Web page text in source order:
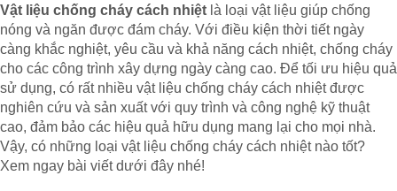
Vật liệu chống cháy cách nhiệt là loại vật liệu giúp chống
nóng và ngăn được đám cháy. Với điều kiện thời tiết ngày
càng khắc nghiệt, yêu cầu và khả năng cách nhiệt, chống cháy
cho các công trình xây dựng ngày càng cao. Để tối ưu hiệu quả
sử dụng, có rất nhiều vật liệu chống cháy cách nhiệt được
nghiên cứu và sản xuất với quy trình và công nghệ kỹ thuật
cao, đảm bảo các hiệu quả hữu dụng mang lại cho mọi nhà.
Vậy, có những loại vật liệu chống cháy cách nhiệt nào tốt?
Xem ngay bài viết dưới đây nhé!